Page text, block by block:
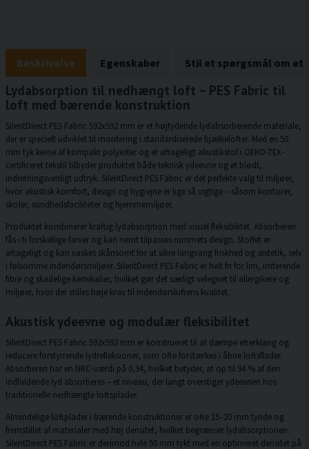
Beskrivelse Egenskaber Stil et spørgsmål om et
Lydabsorption til nedhængt loft – PES Fabric til
loft med bærende konstruktion
SilentDirect PES Fabric 592x592 mm er et højtydende lydabsorberende materiale,
der er specielt udviklet til montering i standardiserede bjælkelofter. Med en 50
mm tyk kerne af kompakt polyester og et aftageligt akustikstof i OEKO-TEX-
certificeret tekstil tilbyder produktet både teknisk ydeevne og et blødt,
indretningsvenligt udtryk. SilentDirect PES Fabric er det perfekte valg til miljøer,
hvor akustisk komfort, design og hygiejne er lige så vigtige – såsom kontorer,
skoler, sundhedsfaciliteter og hjemmemiljøer.
Produktet kombinerer kraftig lydabsorption med visuel fleksibilitet. Absorberen
fås i ti forskellige farver og kan nemt tilpasses rummets design. Stoffet er
aftageligt og kan vaskes skånsomt for at sikre langvarig friskhed og æstetik, selv
i følsomme indendørsmiljøer. SilentDirect PES Fabric er helt fri for lim, irriterende
fibre og skadelige kemikalier, hvilket gør det særligt velegnet til allergikere og
miljøer, hvor der stilles høje krav til indendørsluftens kvalitet.
Akustisk ydeevne og modulær fleksibilitet
SilentDirect PES Fabric 592x592 mm er konstrueret til at dæmpe efterklang og
reducere forstyrrende lydrefleksioner, som ofte forstærkes i åbne loftsflader.
Absorberen har en NRC-værdi på 0,94, hvilket betyder, at op til 94 % af den
indfaldende lyd absorberes – et niveau, der langt overstiger ydeevnen hos
traditionelle nedhængte loftsplader.
Almindelige loftplader i bærende konstruktioner er ofte 15–20 mm tynde og
fremstillet af materialer med høj densitet, hvilket begrænser lydabsorptionen.
SilentDirect PES Fabric er derimod hele 50 mm tykt med en optimeret densitet på